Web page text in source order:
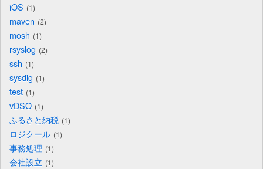
iOS 1
maven 2
mosh 1
rsyslog 2
ssh 1
sysdig 1
test 1
vDSO 1
ふるさと納税 1
ロジクール 1
事務処理 1
会社設立 1